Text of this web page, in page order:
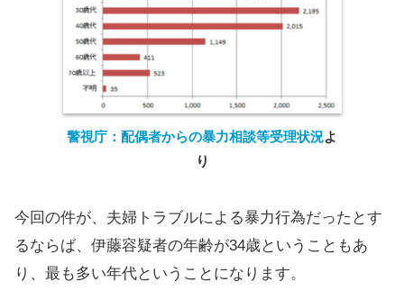
警視庁：配偶者からの暴力相談等受理状況よ
り
今回の件が、夫婦トラブルによる暴力行為だったとす
るならば、伊藤容疑者の年齢が34歳ということもあ
り、最も多い年代ということになります。